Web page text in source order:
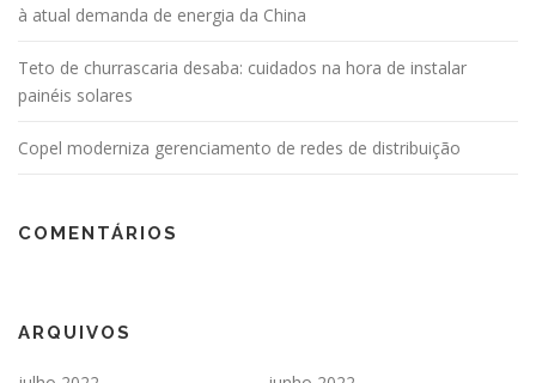
à atual demanda de energia da China
Teto de churrascaria desaba: cuidados na hora de instalar
painéis solares
Copel moderniza gerenciamento de redes de distribuição
COMENTÁRIOS
ARQUIVOS